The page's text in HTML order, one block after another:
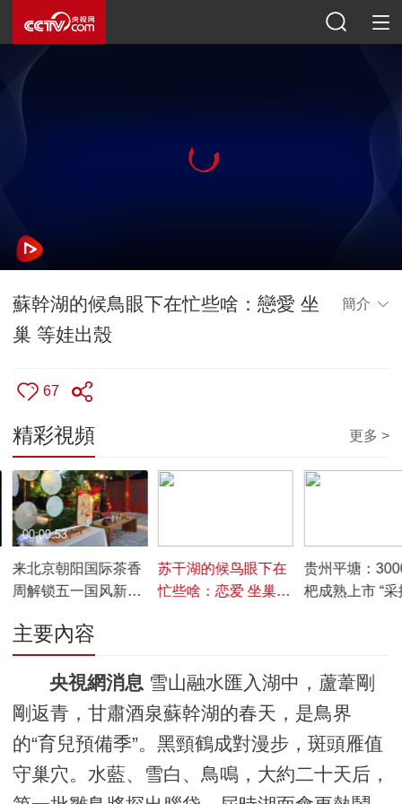
蘇幹湖的候鳥眼下在忙些啥：戀愛 坐
巢 等娃出殼
簡介
67
精彩視頻 更多 >
来北京朝阳国际茶香
周解锁五一国风新玩
00:00:53
苏干湖的候鸟眼下在
忙些啥：恋爱 坐巢
贵州平塘：
杷成熟上市 “采
主要內容
央視網消息 雪山融水匯入湖中，蘆葦剛
剛返青，甘肅酒泉蘇幹湖的春天，是鳥界
的“育兒預備季”。黑頸鶴成對漫步，斑頭雁值
守巢穴。水藍、雪白、鳥鳴，大約二十天后，